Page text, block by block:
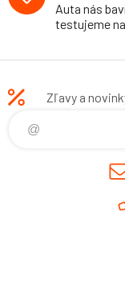
Auta nás
testujeme
Zľavy a